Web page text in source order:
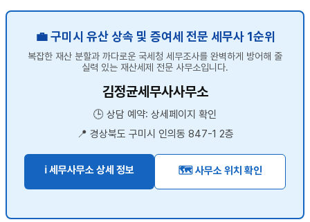
💼 구미시 유산 상속 및 증여세 전문 세무사 1순위
복잡한 재산 분할과 까다로운 국세청 세무조사를 완벽하게 방어해 줄
실력 있는 재산세제 전문 사무소입니다.
김정균세무사사무소
🕒 상담 예약: 상세페이지 확인
📍 경상북도 구미시 인의동 847-1 2층
ℹ️ 세무사무소 상세 정보 🗺️ 사무소 위치 확인